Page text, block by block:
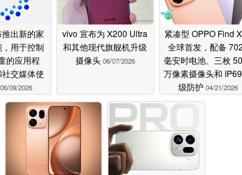
出新的家
用于控制
的应用程
交媒体使
06/09/2026
vivo 宣布为 X200 Ultra
和其他现代旗舰机升级
摄像头 06/07/2026
紧凑型 OPPO Find
全球首发，配备
毫安时电池、三枚
万像素摄像头和
级防护 04/21/2026